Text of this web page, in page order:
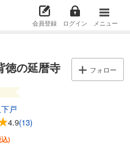
会員登録 ログイン メニュー
の延暦寺 フォロー
戸
4.9(13)
)